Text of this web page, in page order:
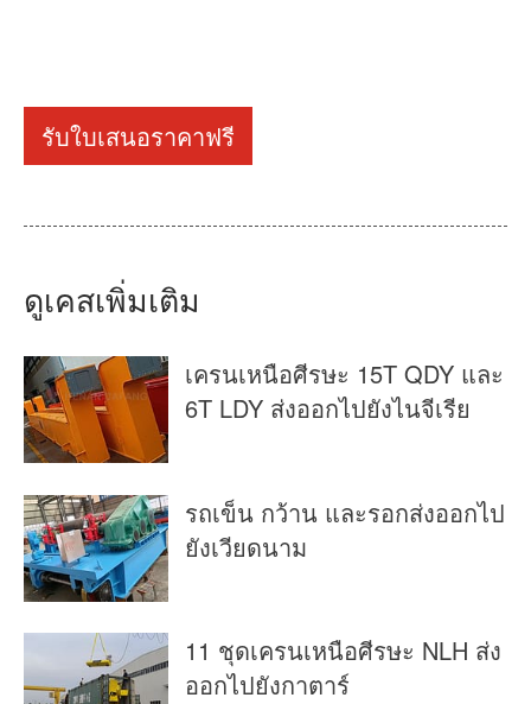
รับใบเสนอราคาฟรี
ดูเคสเพิ่มเติม
เครนเหนือศีรษะ 15T QDY และ
6T LDY ส่งออกไปยังไนจีเรีย
รถเข็น กว้าน และรอกส่งออกไป
ยังเวียดนาม
11 ชุดเครนเหนือศีรษะ NLH ส่ง
ออกไปยังกาตาร์